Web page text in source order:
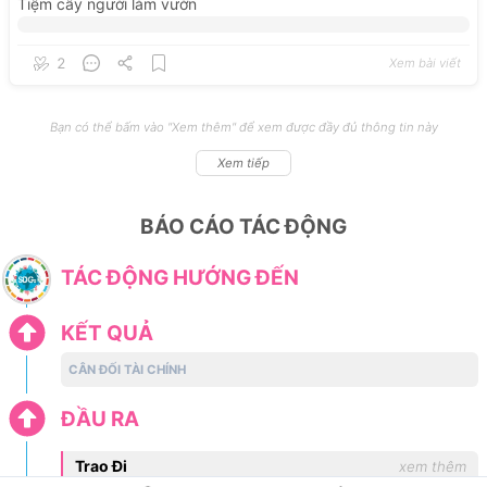
2 Xem bài viết
Bạn có thể bấm vào "Xem thêm" để xem được đầy đủ thông tin này
Xem tiếp
BÁO CÁO TÁC ĐỘNG
TÁC ĐỘNG HƯỚNG ĐẾN
KẾT QUẢ
CÂN ĐỐI TÀI CHÍNH
ĐẦU RA
Trao Đi xem thêm